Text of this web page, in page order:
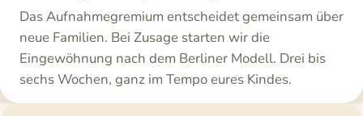
Das Aufnahmegremium entscheidet gemeinsam über
neue Familien. Bei Zusage starten wir die
Eingewöhnung nach dem Berliner Modell. Drei bis
sechs Wochen, ganz im Tempo eures Kindes.